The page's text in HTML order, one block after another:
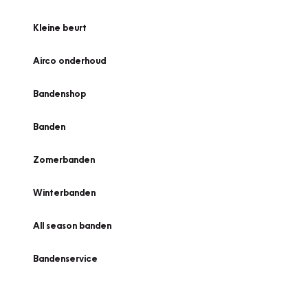
Kleine beurt
Airco onderhoud
Bandenshop
Banden
Zomerbanden
Winterbanden
All season banden
Bandenservice